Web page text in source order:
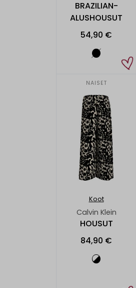
BRAZILIAN-
ALUSHOUSUT
54,90 €
NAISET
Koot
Calvin Klein
HOUSUT
84,90 €